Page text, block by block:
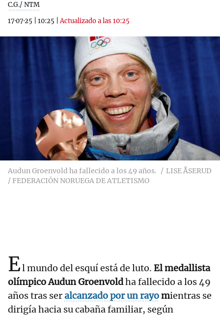
C.G./ NTM
17·07·25
10:25 |Actualizado a las 10:25
Audun Groenvold ha fallecido a los 49 años.
LISE ÅSERUD
/ FEDERACIÓN NORUEGA DE ATLETISMO
El mundo del esquí está de luto. El medallista
olímpico Audun Groenvoldha fallecido a los 49
años tras seralcanzado por un rayomientras se
dirigía hacia su cabaña familiar, según